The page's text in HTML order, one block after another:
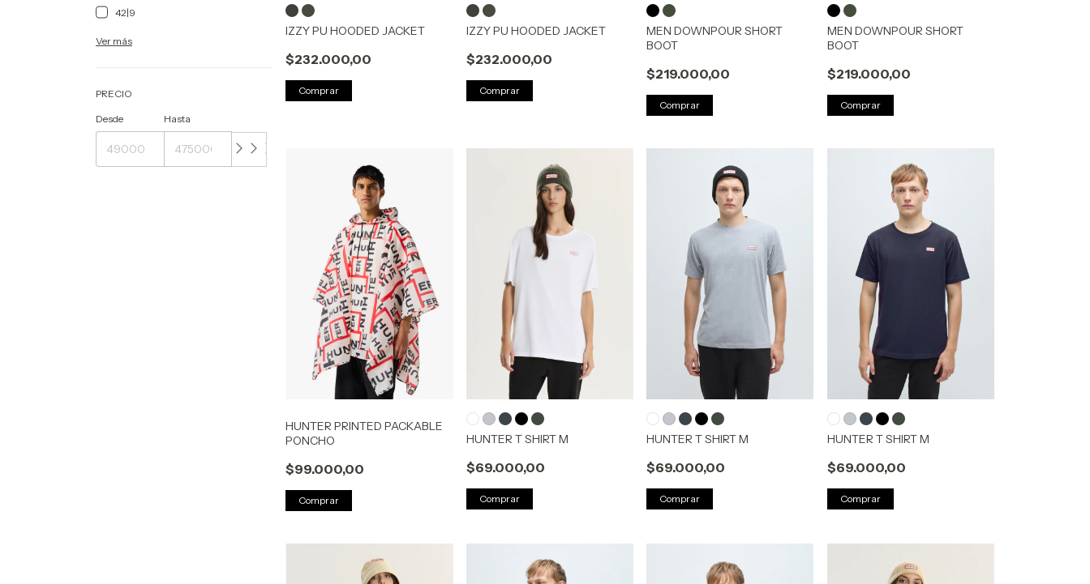
42|9
Ver más
PRECIO
Desde Hasta
IZZY PU HOODED JACKET
$232.000,00
Comprar
IZZY PU HOODED JACKET
$232.000,00
Comprar
MEN DOWNPOUR SHORT
BOOT
$219.000,00
Comprar
MEN DOWNPOUR SHORT
BOOT
$219.000,00
Comprar
HUNTER PRINTED PACKABLE
PONCHO
$99.000,00
Comprar
HUNTER T SHIRT M
$69.000,00
Comprar
HUNTER T SHIRT M
$69.000,00
Comprar
HUNTER T SHIRT M
$69.000,00
Comprar